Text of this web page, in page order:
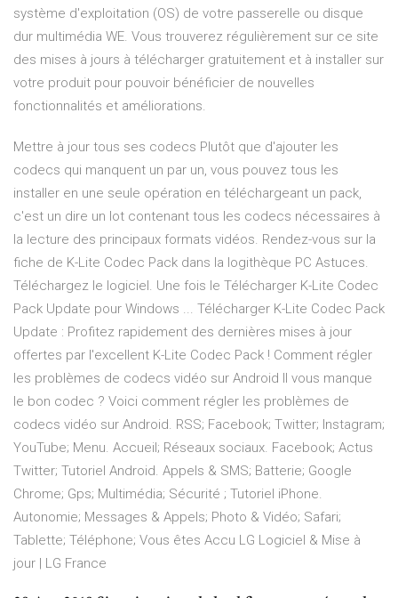
système d'exploitation (OS) de votre passerelle ou disque
dur multimédia WE. Vous trouverez régulièrement sur ce site
des mises à jours à télécharger gratuitement et à installer sur
votre produit pour pouvoir bénéficier de nouvelles
fonctionnalités et améliorations.
Mettre à jour tous ses codecs Plutôt que d'ajouter les
codecs qui manquent un par un, vous pouvez tous les
installer en une seule opération en téléchargeant un pack,
c'est un dire un lot contenant tous les codecs nécessaires à
la lecture des principaux formats vidéos. Rendez-vous sur la
fiche de K-Lite Codec Pack dans la logithèque PC Astuces.
Téléchargez le logiciel. Une fois le Télécharger K-Lite Codec
Pack Update pour Windows ... Télécharger K-Lite Codec Pack
Update : Profitez rapidement des dernières mises à jour
offertes par l'excellent K-Lite Codec Pack ! Comment régler
les problèmes de codecs vidéo sur Android Il vous manque
le bon codec ? Voici comment régler les problèmes de
codecs vidéo sur Android. RSS; Facebook; Twitter; Instagram;
YouTube; Menu. Accueil; Réseaux sociaux. Facebook; Actus
Twitter; Tutoriel Android. Appels & SMS; Batterie; Google
Chrome; Gps; Multimédia; Sécurité ; Tutoriel iPhone.
Autonomie; Messages & Appels; Photo & Vidéo; Safari;
Tablette; Téléphone; Vous êtes Accu LG Logiciel & Mise à
jour | LG France